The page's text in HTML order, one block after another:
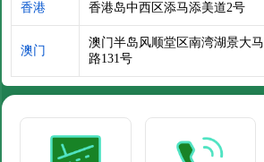
香港 香港岛中西区添马添美道2号
澳门
澳门半岛风顺堂区南湾湖景大马
路131号